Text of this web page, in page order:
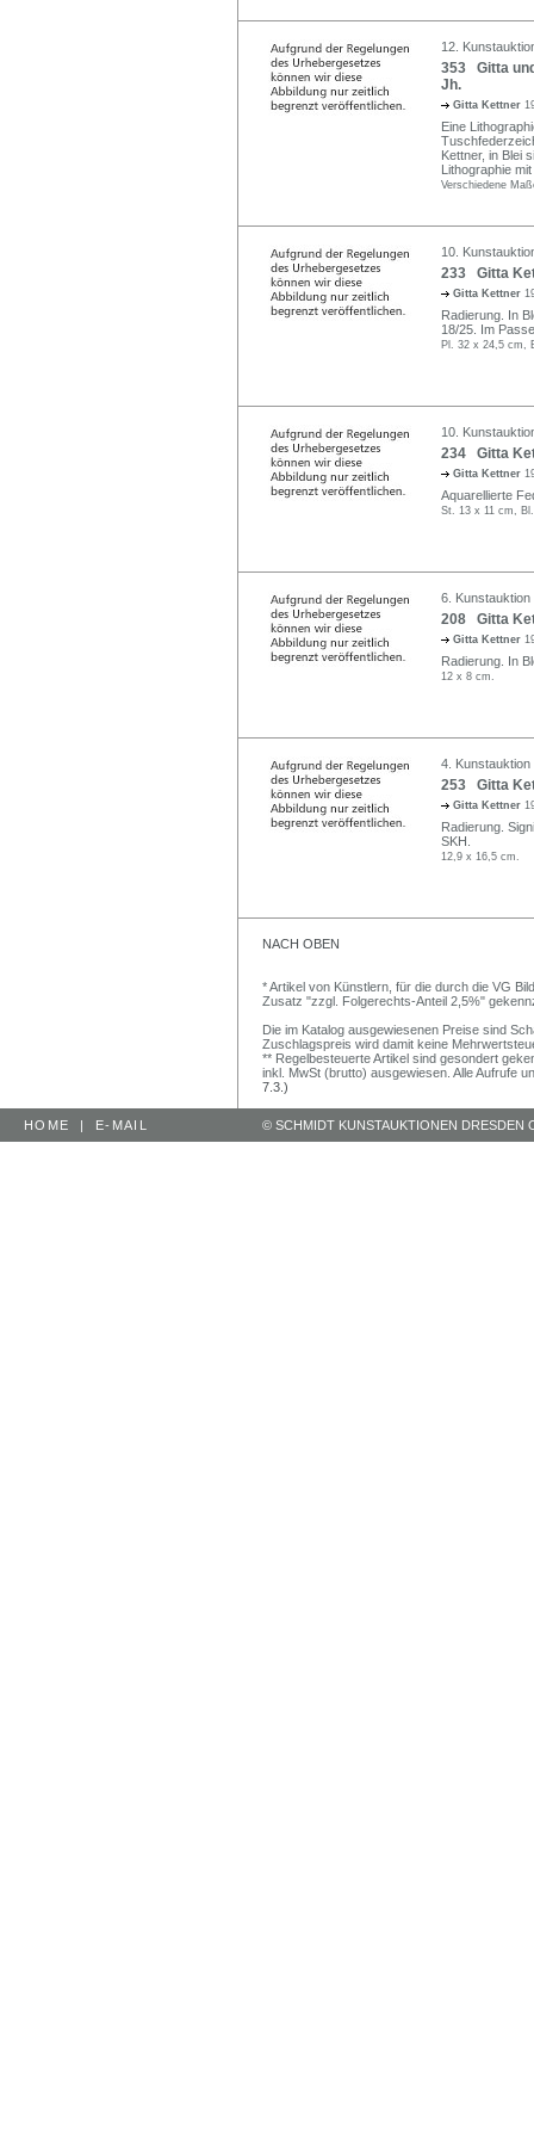
12.
353 Gitta
Jh.
Gitta Kettner
Eine
Kettner, in Blei
Lithographie
Verschiedene
10.
233 Gitta
Gitta Kettner
Radierung. In
18/25. Im
Pl. 32 x 24,5 cm,
10.
234 Gitta
Gitta Kettner
Aquarellierte
St. 13 x 11 cm,
6.
208 Gitta
Gitta Kettner
Radierung. In
12 x 8 cm.
4. Kunstauktion
253 Gitta
Gitta Kettner
Radierung.
SKH.
12,9 x 16,5 cm.
NACH OBEN
* Artikel von Künstlern, für die durch die VG
Zusatz "zzgl. Folgerechts-Anteil 2,5%"
Die im Katalog ausgewiesenen Preise sind
Zuschlagspreis wird damit keine
** Regelbesteuerte Artikel sind gesondert
inkl. MwSt (brutto) ausgewiesen. Alle Aufrufe
7.3.)
HOME | E-MAIL © SCHMIDT KUNSTAUKTIONEN DRESDEN